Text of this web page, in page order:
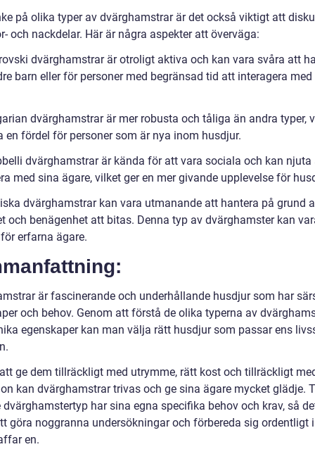
på olika typer av dvärghamstrar är det också viktigt att
och nackdelar. Här är några aspekter att överväga:
dvärghamstrar är otroligt aktiva och kan vara svåra att
barn eller för personer med begränsad tid att interagera
dvärghamstrar är mer robusta och tåliga än andra typer,
en fördel för personer som är nya inom husdjur.
dvärghamstrar är kända för att vara sociala och kan njuta
med sina ägare, vilket ger en mer givande upplevelse för
dvärghamstrar kan vara utmanande att hantera på grund
och benägenhet att bitas. Denna typ av dvärghamster kan
erfarna ägare.
är fascinerande och underhållande husdjur som har
och behov. Genom att förstå de olika typerna av
egenskaper kan man välja rätt husdjur som passar ens
ge dem tillräckligt med utrymme, rätt kost och tillräckligt
kan dvärghamstrar trivas och ge sina ägare mycket glädje.
dvärghamstertyp har sina egna specifika behov och krav, så
göra noggranna undersökningar och förbereda sig ordentligt
en.